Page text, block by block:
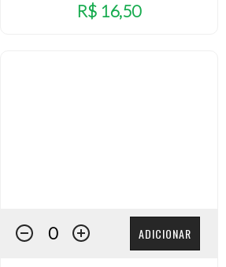
R$ 16,50
ADICIONAR